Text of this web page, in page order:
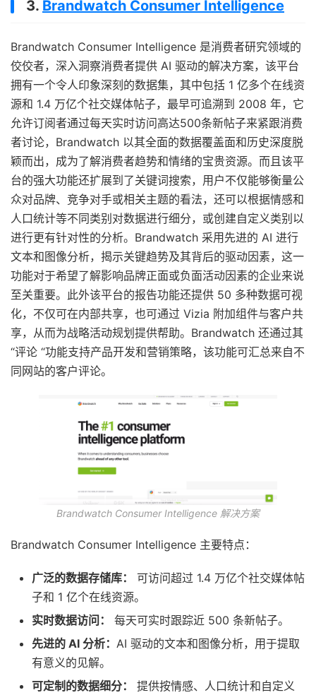
3. Brandwatch Consumer Intelligence
Brandwatch Consumer Intelligence 是消费者研究领域的
佼佼者，深入洞察消费者提供 AI 驱动的解决方案，该平台
拥有一个令人印象深刻的数据集，其中包括 1 亿多个在线资
源和 1.4 万亿个社交媒体帖子，最早可追溯到 2008 年，它
允许订阅者通过每天实时访问高达500条新帖子来紧跟消费
者讨论，Brandwatch 以其全面的数据覆盖面和历史深度脱
颖而出，成为了解消费者趋势和情绪的宝贵资源。而且该平
台的强大功能还扩展到了关键词搜索，用户不仅能够衡量公
众对品牌、竞争对手或相关主题的看法，还可以根据情感和
人口统计等不同类别对数据进行细分，或创建自定义类别以
进行更有针对性的分析。Brandwatch 采用先进的 AI 进行
文本和图像分析，揭示关键趋势及其背后的驱动因素，这一
功能对于希望了解影响品牌正面或负面活动因素的企业来说
至关重要。此外该平台的报告功能还提供 50 多种数据可视
化，不仅可在内部共享，也可通过 Vizia 附加组件与客户共
享，从而为战略活动规划提供帮助。Brandwatch 还通过其
“评论 “功能支持产品开发和营销策略，该功能可汇总来自不
同网站的客户评论。
Brandwatch Consumer Intelligence 解决方案
Brandwatch Consumer Intelligence 主要特点：
广泛的数据存储库：
可访问超过 1.4 万亿个社交媒体帖
子和 1 亿个在线资源。
实时数据访问：
每天可实时跟踪近 500 条新帖子。
先进的 AI 分析： AI 驱动的文本和图像分析，用于提取
有意义的见解。
可定制的数据细分：
提供按情感、人口统计和自定义